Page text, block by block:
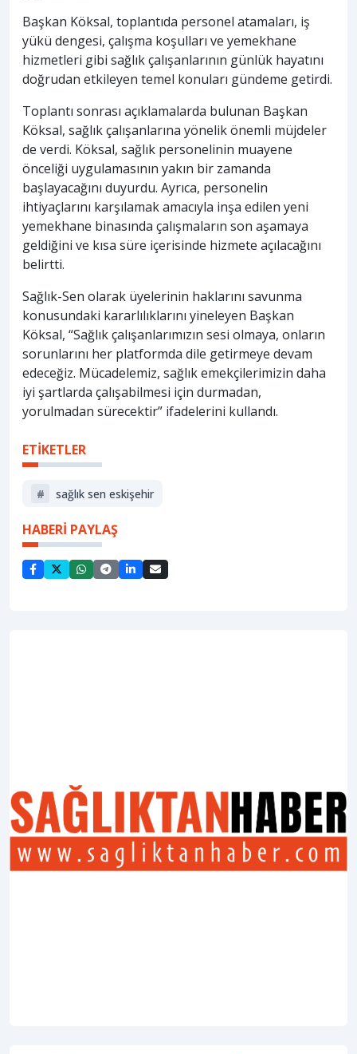
Başkan Köksal, toplantıda personel atamaları, iş
yükü dengesi, çalışma koşulları ve yemekhane
hizmetleri gibi sağlık çalışanlarının günlük hayatını
doğrudan etkileyen temel konuları gündeme getirdi.
Toplantı sonrası açıklamalarda bulunan Başkan
Köksal, sağlık çalışanlarına yönelik önemli müjdeler
de verdi. Köksal, sağlık personelinin muayene
önceliği uygulamasının yakın bir zamanda
başlayacağını duyurdu. Ayrıca, personelin
ihtiyaçlarını karşılamak amacıyla inşa edilen yeni
yemekhane binasında çalışmaların son aşamaya
geldiğini ve kısa süre içerisinde hizmete açılacağını
belirtti.
Sağlık-Sen olarak üyelerinin haklarını savunma
konusundaki kararlılıklarını yineleyen Başkan
Köksal, “Sağlık çalışanlarımızın sesi olmaya, onların
sorunlarını her platformda dile getirmeye devam
edeceğiz. Mücadelemiz, sağlık emekçilerimizin daha
iyi şartlarda çalışabilmesi için durmadan,
yorulmadan sürecektir” ifadelerini kullandı.
ETİKETLER
# sağlık sen eskişehir
HABERİ PAYLAŞ